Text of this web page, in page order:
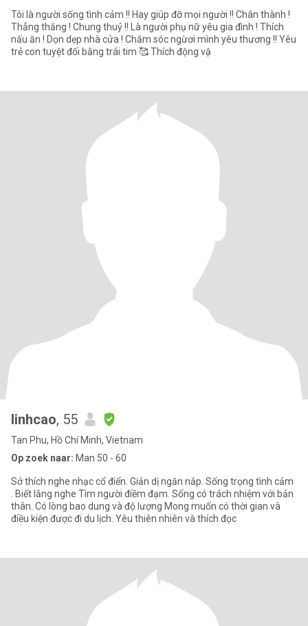
Tôi là người sống tình cảm !! Hay giúp đỡ mọi người !! Chân thành !
Thẳng thắng ! Chung thuỷ !! Là người phụ nữ yêu gia đình ! Thích
nấu ăn ! Dọn dẹp nhà cửa ! Chăm sóc ngừơi mình yêu thương !! Yêu
trẻ con tuyệt đối bằng trái tim 🥰 Thích động vậ
linhcao, 55
Tan Phu, Hồ Chí Minh, Vietnam
Op zoek naar: Man 50 - 60
Sở thích nghe nhạc cổ điển. Giản dị ngăn nắp. Sống trọng tình cảm
. Biết lắng nghe Tìm người điềm đạm. Sống có trách nhiệm với bản
thân. Có lòng bao dung và độ lượng Mong muốn có thời gian và
điều kiện được đi du lịch. Yêu thiên nhiên và thích đọc